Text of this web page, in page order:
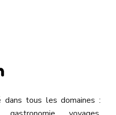
dans tous les domaines :